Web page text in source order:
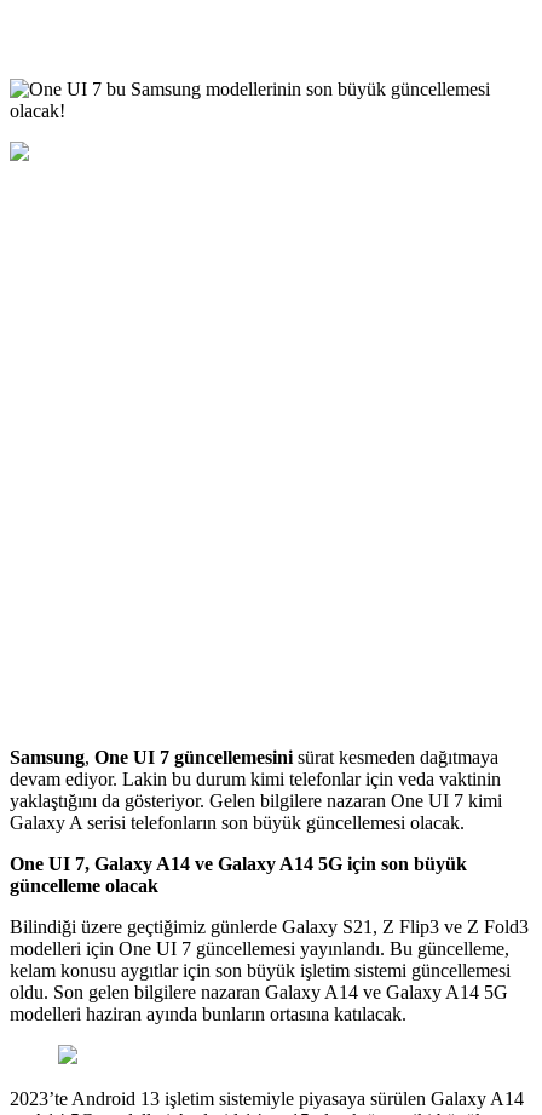
Samsung, One UI 7 güncellemesini sürat kesmeden dağıtmaya
devam ediyor. Lakin bu durum kimi telefonlar için veda vaktinin
yaklaştığını da gösteriyor. Gelen bilgilere nazaran One UI 7 kimi
Galaxy A serisi telefonların son büyük güncellemesi olacak.
One UI 7, Galaxy A14 ve Galaxy A14 5G için son büyük
güncelleme olacak
Bilindiği üzere geçtiğimiz günlerde Galaxy S21, Z Flip3 ve Z Fold3
modelleri için One UI 7 güncellemesi yayınlandı. Bu güncelleme,
kelam konusu aygıtlar için son büyük işletim sistemi güncellemesi
oldu. Son gelen bilgilere nazaran Galaxy A14 ve Galaxy A14 5G
modelleri haziran ayında bunların ortasına katılacak.
2023’te Android 13 işletim sistemiyle piyasaya sürülen Galaxy A14